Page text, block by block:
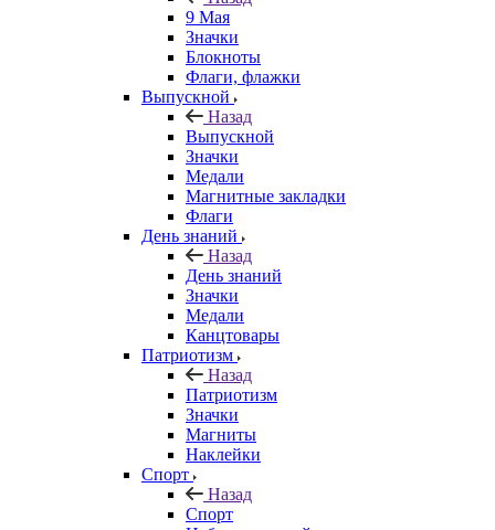
9 Мая
Значки
Блокноты
Флаги, флажки
Выпускной
Назад
Выпускной
Значки
Медали
Магнитные закладки
Флаги
День знаний
Назад
День знаний
Значки
Медали
Канцтовары
Патриотизм
Назад
Патриотизм
Значки
Магниты
Наклейки
Спорт
Назад
Спорт